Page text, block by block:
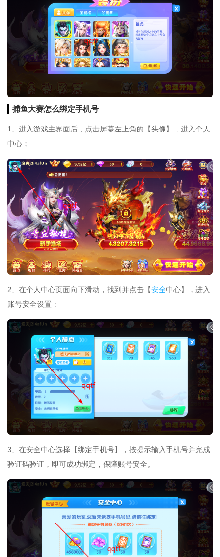
捕鱼大赛怎么绑定手机号
1、进入游戏主界面后，点击屏幕左上角的【头像】，进入个人
中心；
2、在个人中心页面向下滑动，找到并点击【安全中心】，进入
账号安全设置；
3、在安全中心选择【绑定手机号】，按提示输入手机号并完成
验证码验证，即可成功绑定，保障账号安全。